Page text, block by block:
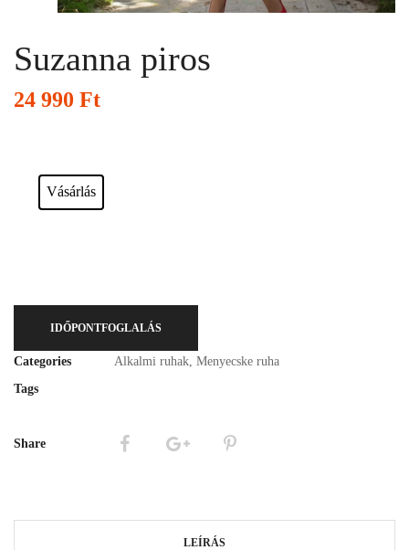
Suzanna piros
24 990 Ft
Vásárlás
IDŐPONTFOGLALÁS
Categories Alkalmi ruhak Menyecske ruha
Tags
Share
LEÍRÁS